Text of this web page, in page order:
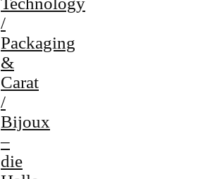
/
Packaging
&
Carat
/
Bijoux
–
die